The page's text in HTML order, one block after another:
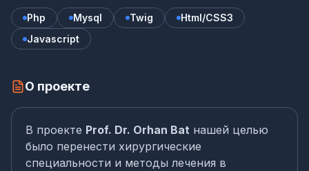
Php Mysql Twig
Html/CSS3
Javascript
О проекте
В проекте Prof. Dr. Orhan Bat нашей целью
было перенести хирургические
специальности и методы лечения в